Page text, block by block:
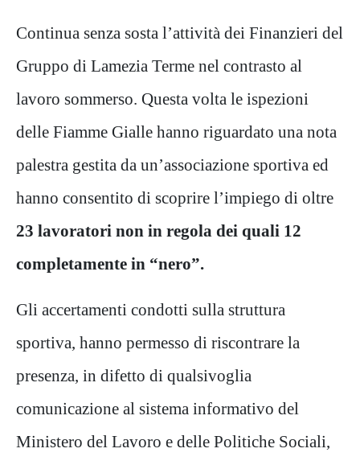
Continua senza sosta l’attività dei Finanzieri del
Gruppo di Lamezia Terme nel contrasto al
lavoro sommerso. Questa volta le ispezioni
delle Fiamme Gialle hanno riguardato una nota
palestra gestita da un’associazione sportiva ed
hanno consentito di scoprire l’impiego di oltre
23 lavoratori non in regola dei quali 12
completamente in “nero”.
Gli accertamenti condotti sulla struttura
sportiva, hanno permesso di riscontrare la
presenza, in difetto di qualsivoglia
comunicazione al sistema informativo del
Ministero del Lavoro e delle Politiche Sociali,